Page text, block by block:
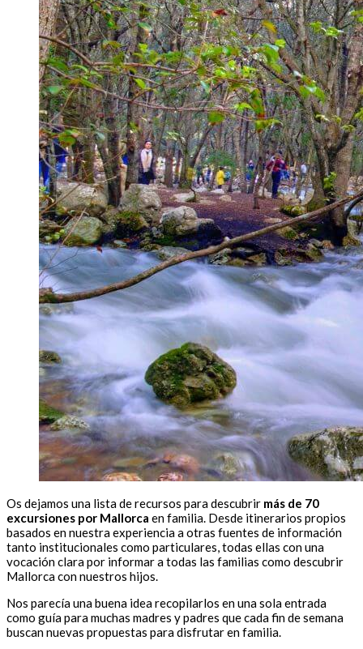
Os dejamos una lista de recursos para descubrir más de 70
excursiones por Mallorca en familia. Desde itinerarios propios
basados en nuestra experiencia a otras fuentes de información
tanto institucionales como particulares, todas ellas con una
vocación clara por informar a todas las familias como descubrir
Mallorca con nuestros hijos.
Nos parecía una buena idea recopilarlos en una sola entrada
como guía para muchas madres y padres que cada fin de semana
buscan nuevas propuestas para disfrutar en familia.